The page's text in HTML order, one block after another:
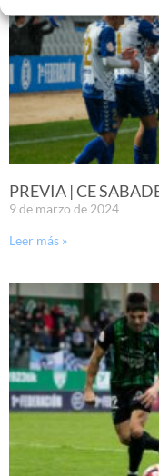
PREVIA | CE
9 de marzo de 2024
Leer más »